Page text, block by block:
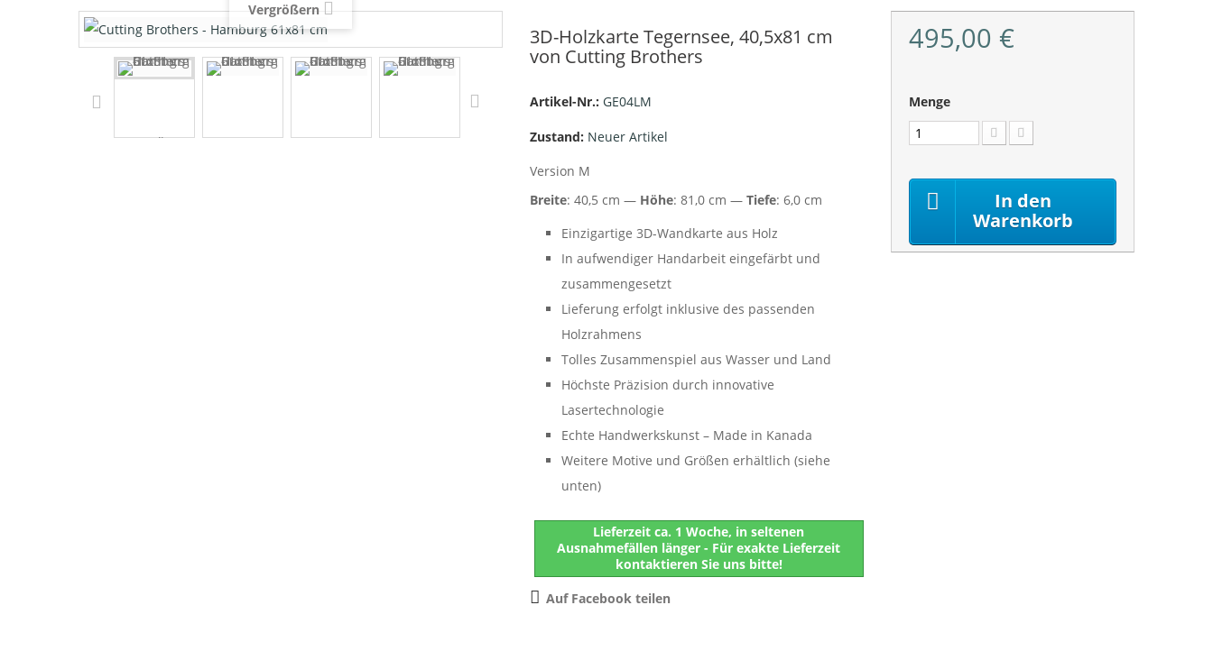
Vergrößern
3D-Holzkarte Tegernsee, 40,5x81 cm
von Cutting Brothers
Artikel-Nr.: GE04LM
Zustand: Neuer Artikel
Version M
Breite: 40,5 cm — Höhe: 81,0 cm — Tiefe: 6,0 cm
Einzigartige 3D-Wandkarte aus Holz
In aufwendiger Handarbeit eingefärbt und
zusammengesetzt
Lieferung erfolgt inklusive des passenden
Holzrahmens
Tolles Zusammenspiel aus Wasser und Land
Höchste Präzision durch innovative
Lasertechnologie
Echte Handwerkskunst – Made in Kanada
Weitere Motive und Größen erhältlich (siehe
unten)
Lieferzeit ca. 1 Woche, in seltenen
Ausnahmefällen länger - Für exakte Lieferzeit
kontaktieren Sie uns bitte!
Auf Facebook teilen
495,00 €
Menge
In den
Warenkorb